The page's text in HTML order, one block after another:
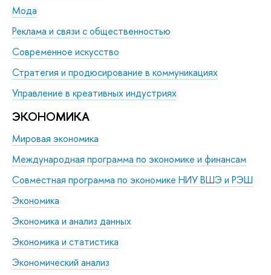
Мода
Реклама и связи с общественностью
Современное искусство
Стратегия и продюсирование в коммуникациях
Управление в креативных индустриях
ЭКОНОМИКА
Мировая экономика
Международная программа по экономике и финансам
Совместная программа по экономике НИУ ВШЭ и РЭШ
Экономика
Экономика и анализ данных
Экономика и статистика
Экономический анализ